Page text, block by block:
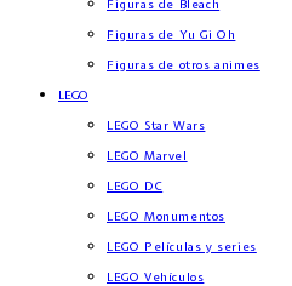
Figuras de Bleach
Figuras de Yu Gi Oh
Figuras de otros animes
LEGO
LEGO Star Wars
LEGO Marvel
LEGO DC
LEGO Monumentos
LEGO Películas y series
LEGO Vehículos